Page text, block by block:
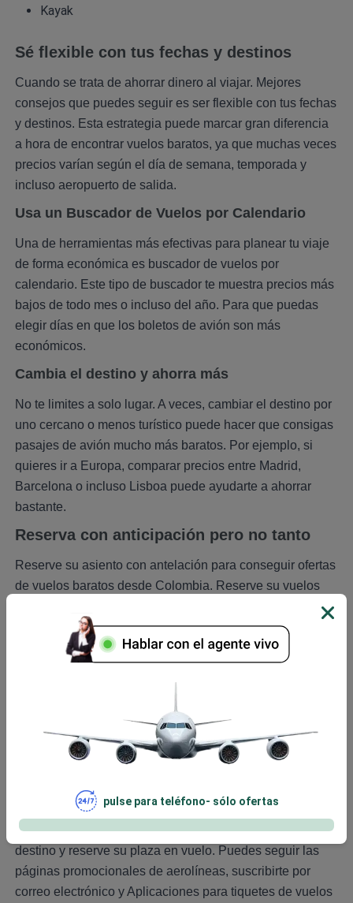
Kayak
Sé flexible con tus fechas y destinos
Cuando se trata de ahorrar dinero al viajar. Mejores
consejos que puedes seguir es ser flexible con tus fechas
y destinos. Esta estrategia puede marcar gran diferencia
a hora de encontrar vuelos baratos, ya que muchas veces
precios varían según el día de semana, temporada y
incluso aeropuerto de salida.
Usa un Buscador de Vuelos por Calendario
Una de herramientas más efectivas para planear tu viaje
de forma económica es buscador de vuelos por
calendario. Este tipo de buscador te muestra precios más
bajos de todo mes o incluso del año. Para que puedas
elegir días en que los boletos de avión son más
económicos.
Cambia el destino y ahorra más
No te limites a solo lugar. A veces, cambiar el destino por
uno cercano o menos turístico puede hacer que consigas
pasajes de avión mucho más baratos. Por ejemplo, si
quieres ir a Europa, comparar precios entre Madrid,
Barcelona o incluso Lisboa puede ayudarte a ahorrar
bastante.
Reserva con anticipación pero no tanto
Reserve su asiento con antelación para conseguir ofertas
de vuelos baratos desde Colombia. Reserve su vuelos
salida. Consiga vuelos internacionales con descuento
reservando su billete 90 días antes de salida. Compare
tarifa con los días utilizando calendario de tarifas bajas y
Aprovecha las ofertas relámpago y
promociones
Aerolíneas ofrecen con frecuencia billetes económicos
para viajar, por lo que hay que estar atento a grandes
ofertas. Mayoría de compañías aéreas ofrecen billetes de
avión más baratos entre semana. Compare tarifas para su
destino y reserve su plaza en vuelo. Puedes seguir las
páginas promocionales de aerolíneas, suscribirte por
correo electrónico y Aplicaciones para tiquetes de vuelos
pulse para teléfono- sólo ofertas